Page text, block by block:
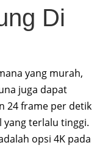
Di
yang murah,
juga dapat
24 frame per detik
terlalu tinggi.
opsi 4K pada